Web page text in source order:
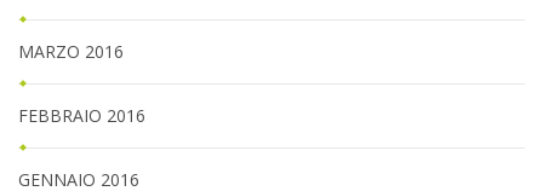
MARZO 2016
FEBBRAIO 2016
GENNAIO 2016